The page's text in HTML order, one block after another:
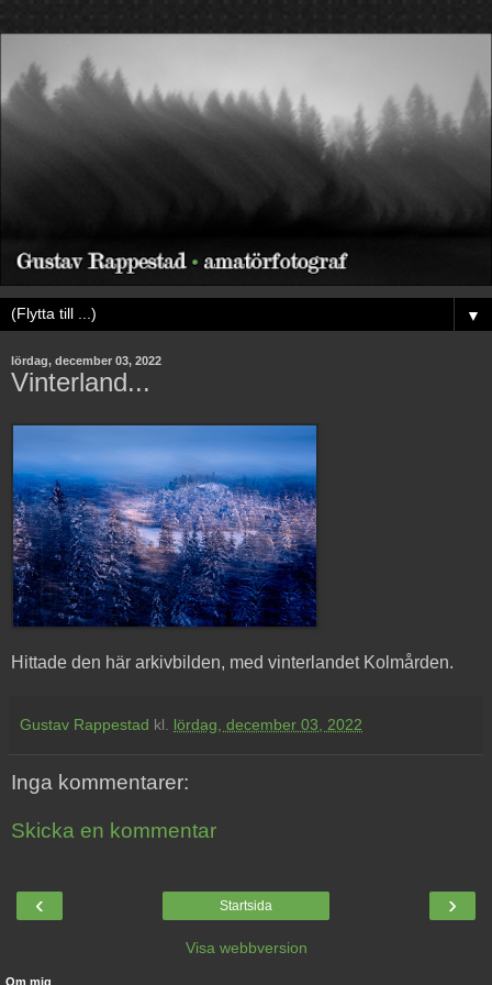
▼
lördag, december 03, 2022
Vinterland...
Hittade den här arkivbilden, med vinterlandet Kolmården.
Gustav Rappestad kl. lördag, december 03, 2022
Inga kommentarer:
Skicka en kommentar
‹ ›
Startsida
Visa webbversion
Om mig